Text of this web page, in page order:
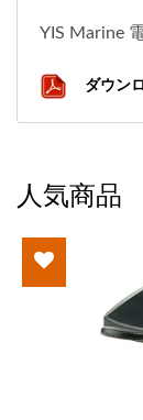
YIS Marine
ダウン
人気商品